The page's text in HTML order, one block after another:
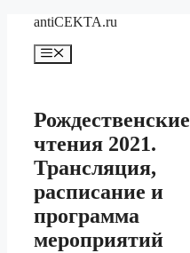
Перейти
содержимому
antiCEKTA.ru
Меню
Рождественские
чтения 2021.
Трансляция,
расписание и
программа
мероприятий